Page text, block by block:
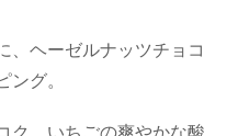
、ヘーゼルナッツチョコ
グ。
ク、いちごの爽やかな酸